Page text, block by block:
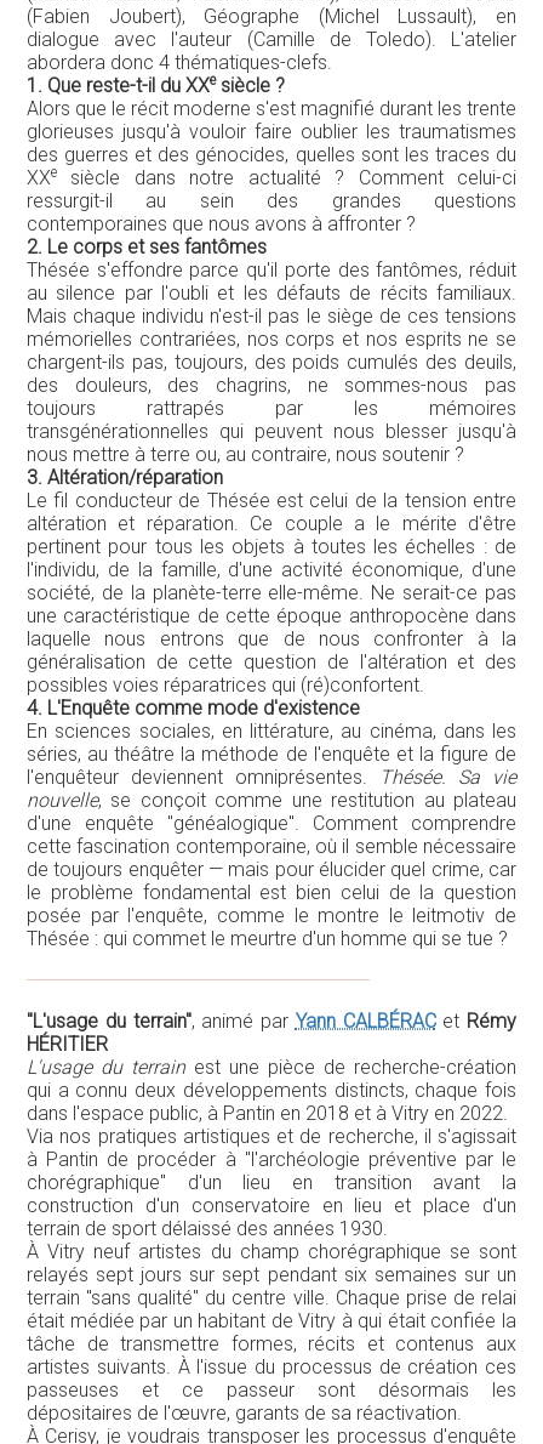
(Fabien Joubert), Géographe (Michel Lussault), en
dialogue avec l'auteur (Camille de Toledo). L'atelier
abordera donc 4 thématiques-clefs.
1. Que reste-t-il du XXesiècle ?
Alors que le récit moderne s'est magnifié durant les trente
glorieuses jusqu'à vouloir faire oublier les traumatismes
des guerres et des génocides, quelles sont les traces du
XXe
siècle dans notre actualité ? Comment celui-ci
ressurgit-il au sein des grandes questions
contemporaines que nous avons à affronter ?
2. Le corps et ses fantômes
Thésée s'effondre parce qu'il porte des fantômes, réduit
au silence par l'oubli et les défauts de récits familiaux.
Mais chaque individu n'est-il pas le siège de ces tensions
mémorielles contrariées, nos corps et nos esprits ne se
chargent-ils pas, toujours, des poids cumulés des deuils,
des douleurs, des chagrins, ne sommes-nous pas
toujours rattrapés par les mémoires
transgénérationnelles qui peuvent nous blesser jusqu'à
nous mettre à terre ou, au contraire, nous soutenir ?
3. Altération/réparation
Le fil conducteur de Thésée est celui de la tension entre
altération et réparation. Ce couple a le mérite d'être
pertinent pour tous les objets à toutes les échelles : de
l'individu, de la famille, d'une activité économique, d'une
société, de la planète-terre elle-même. Ne serait-ce pas
une caractéristique de cette époque anthropocène dans
laquelle nous entrons que de nous confronter à la
généralisation de cette question de l'altération et des
possibles voies réparatrices qui (ré)confortent.
4. L'Enquête comme mode d'existence
En sciences sociales, en littérature, au cinéma, dans les
séries, au théâtre la méthode de l'enquête et la figure de
l'enquêteur deviennent omniprésentes.
Thésée. Sa vie
nouvelle, se conçoit comme une restitution au plateau
d'une enquête "généalogique". Comment comprendre
cette fascination contemporaine, où il semble nécessaire
de toujours enquêter — mais pour élucider quel crime, car
le problème fondamental est bien celui de la question
posée par l'enquête, comme le montre le leitmotiv de
Thésée : qui commet le meurtre d'un homme qui se tue ?
"L'usage du terrain", animé par Yann CALBÉRACet Rémy
HÉRITIER
L'usage du terrainest une pièce de recherche-création
qui a connu deux développements distincts, chaque fois
dans l'espace public, à Pantin en 2018 et à Vitry en 2022.
Via nos pratiques artistiques et de recherche, il s'agissait
à Pantin de procéder à "l'archéologie préventive par le
chorégraphique" d'un lieu en transition avant la
construction d'un conservatoire en lieu et place d'un
terrain de sport délaissé des années 1930.
À Vitry neuf artistes du champ chorégraphique se sont
relayés sept jours sur sept pendant six semaines sur un
terrain "sans qualité" du centre ville. Chaque prise de relai
était médiée par un habitant de Vitry à qui était confiée la
tâche de transmettre formes, récits et contenus aux
artistes suivants. À l'issue du processus de création ces
passeuses et ce passeur sont désormais les
dépositaires de l'œuvre, garants de sa réactivation.
À Cerisy, je voudrais transposer les processus d'enquête